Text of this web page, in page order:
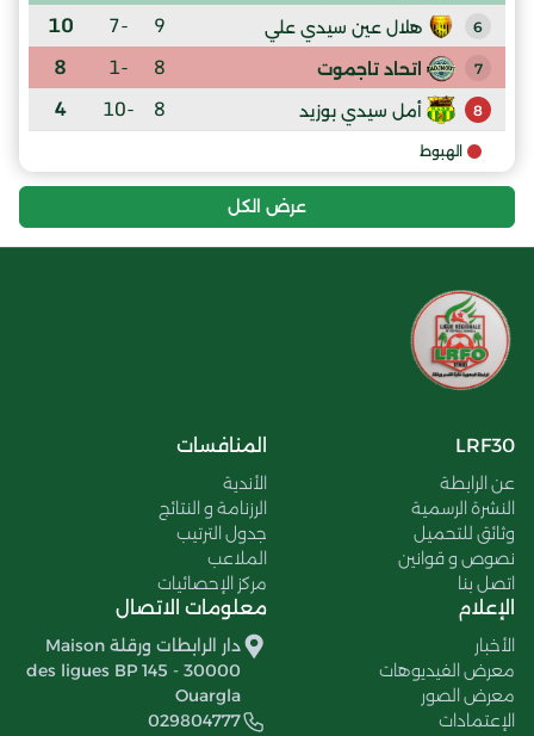
6 هلال عين سيدي علي 9
-7
10
7 اتحاد تاجموت 8
-1
8
8 أمل سيدي بوزيد 8
-10
4
الهبوط
عرض الكل
LRF30
عن الرابطة
النشرة الرسمية
وثائق للتحميل
نصوص و قوانين
اتصل بنا
المنافسات
الأندية
الرزنامة و النتائج
جدول الترتيب
الملاعب
مركز الإحصائيات
الإعلام
الأخبار
معرض الفيديوهات
معرض الصور
الإعتمادات
معلومات الاتصال
دار الرابطات ورقلة Maison
des ligues BP 145 - 30000
Ouargla
029804777